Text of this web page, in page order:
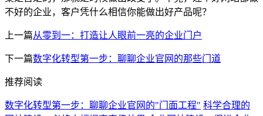
不好的企业，客户凭什么相信你能做出好产品呢？
上一篇从零到一：打造让人眼前一亮的企业门户
下一篇数字化转型第一步：聊聊企业官网的那些门道
推荐阅读
数字化转型第一步：聊聊企业官网的"门面工程" 科学合理的